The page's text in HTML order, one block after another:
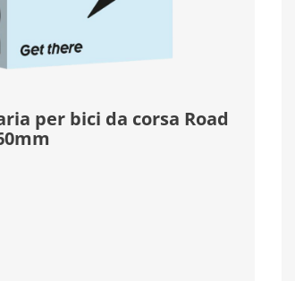
per bici da corsa Road